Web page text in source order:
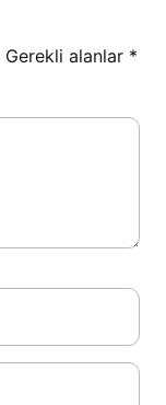
Gerekli alanlar *